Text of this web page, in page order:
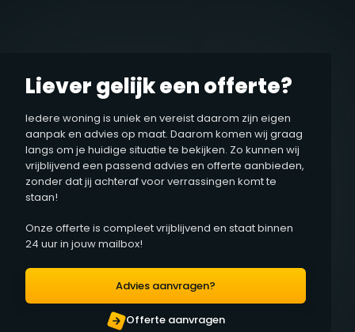
Liever gelijk een offerte?
Iedere woning is uniek en vereist daarom zijn eigen
aanpak en advies op maat. Daarom komen wij graag
langs om je huidige situatie te bekijken. Zo kunnen wij
vrijblijvend een passend advies en offerte aanbieden,
zonder dat jij achteraf voor verrassingen komt te
staan!
Onze offerte is compleet vrijblijvend en staat binnen
24 uur in jouw mailbox!
Advies aanvragen?
Offerte aanvragen